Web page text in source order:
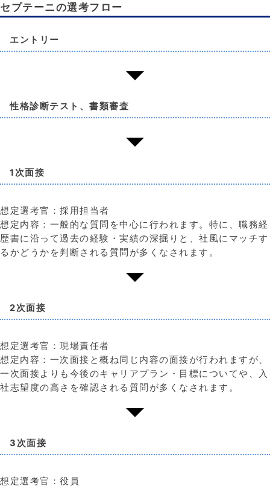
セプテーニの選考フロー
エントリー
性格診断テスト、書類審査
1次面接
想定選考官：採用担当者
想定内容：一般的な質問を中心に行われます。特に、職務経
歴書に沿って過去の経験・実績の深掘りと、社風にマッチす
るかどうかを判断される質問が多くなされます。
2次面接
想定選考官：現場責任者
想定内容：一次面接と概ね同じ内容の面接が行われますが、
一次面接よりも今後のキャリアプラン・目標についてや、入
社志望度の高さを確認される質問が多くなされます。
3次面接
想定選考官：役員